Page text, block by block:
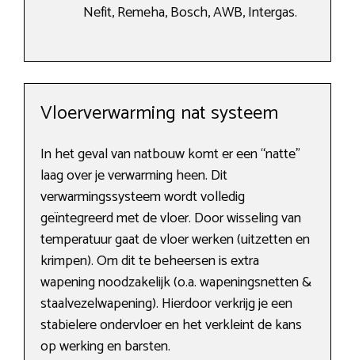
Nefit, Remeha, Bosch, AWB, Intergas.
Vloerverwarming nat systeem
In het geval van natbouw komt er een “natte”
laag over je verwarming heen. Dit
verwarmingssysteem wordt volledig
geïntegreerd met de vloer. Door wisseling van
temperatuur gaat de vloer werken (uitzetten en
krimpen). Om dit te beheersen is extra
wapening noodzakelijk (o.a. wapeningsnetten &
staalvezelwapening). Hierdoor verkrijg je een
stabielere ondervloer en het verkleint de kans
op werking en barsten.